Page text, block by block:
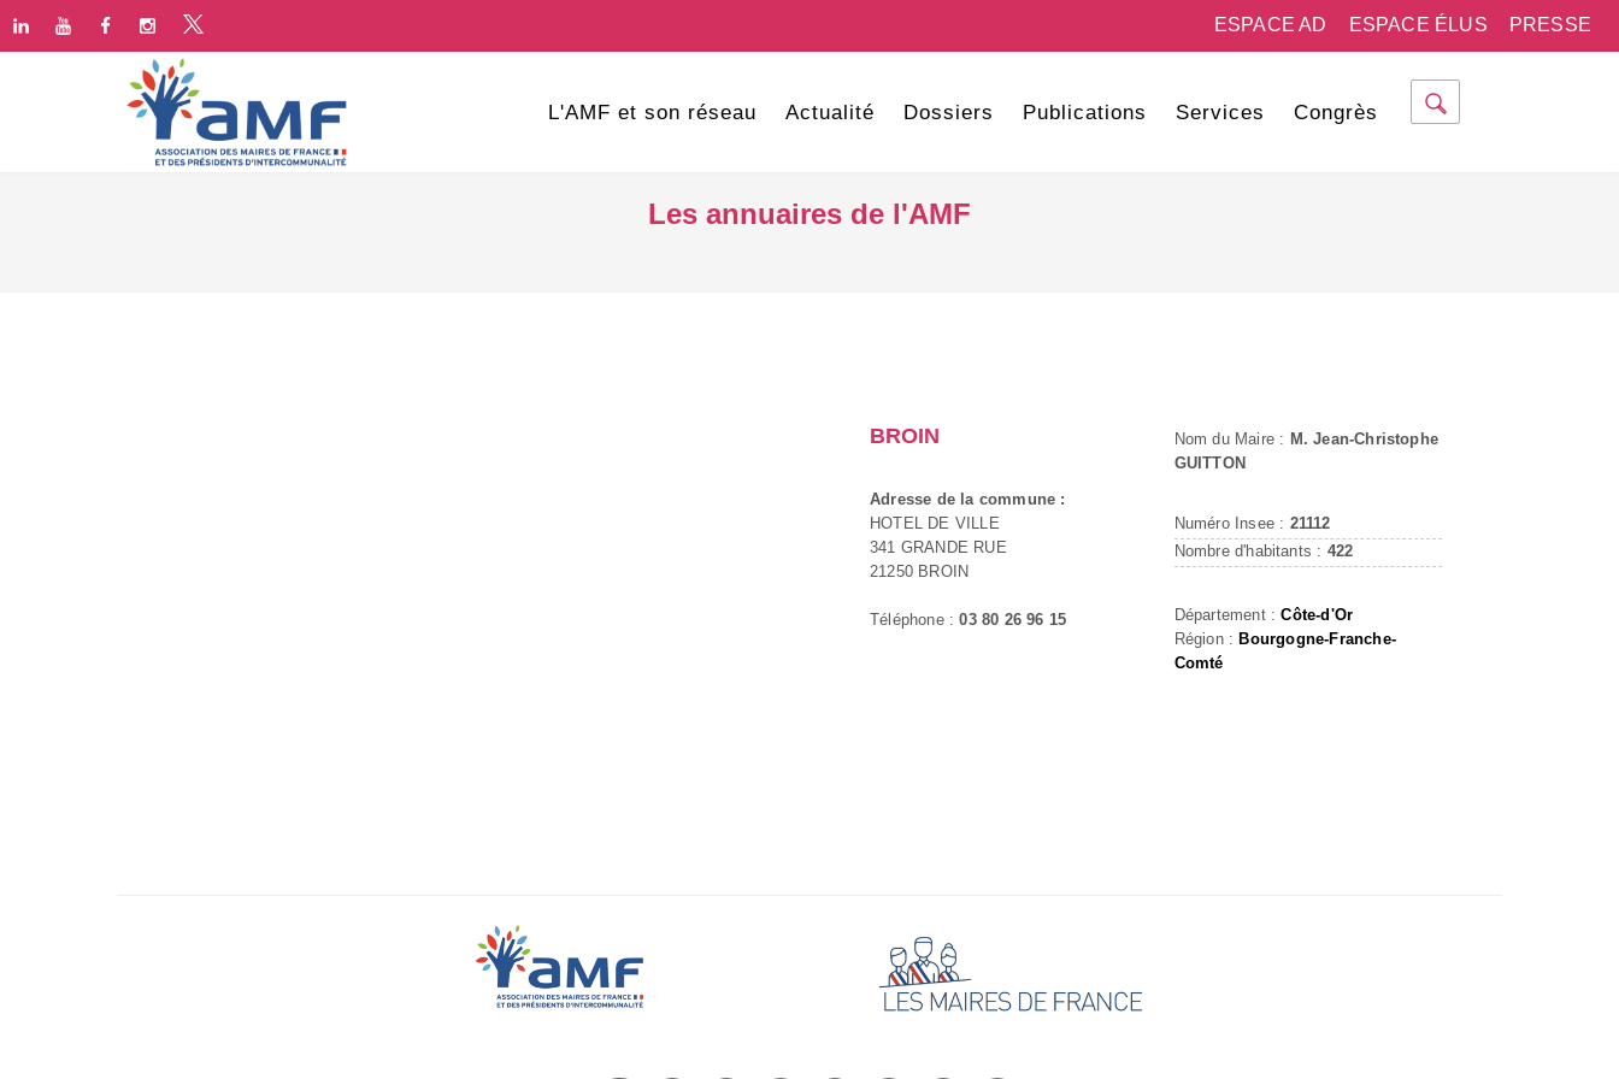
PRESSE
ESPACE ÉLUS
ESPACE AD
L'AMF et son réseau Actualité Dossiers Publications Services Congrès
Les annuaires de l'AMF
BROIN
Adresse de la commune :
HOTEL DE VILLE
341 GRANDE RUE
21250 BROIN
Téléphone :03 80 26 96 15
Nom du Maire : M. Jean-Christophe
GUITTON
Numéro Insee : 21112
Nombre d'habitants : 422
Département :Côte-d'Or
Région : Bourgogne-Franche-
Comté